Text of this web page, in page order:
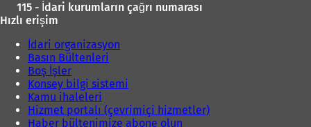
115 - İdari kurumların çağrı numarası
Hızlı erişim
İdari organizasyon
Basın Bültenleri
Boş İşler
Konsey bilgi sistemi
Kamu ihaleleri
Hizmet portalı (çevrimiçi hizmetler)
Haber bültenimize abone olun